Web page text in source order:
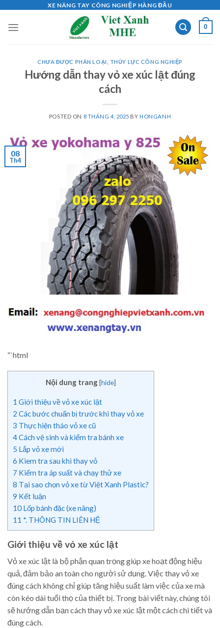
content
XE NÂNG TAY CÔNG NGHIỆP HÀNG ĐẦU
0
CHƯA ĐƯỢC PHÂN LOẠI THỦY LỰC CÔNG NGHIỆP
Hướng dẫn thay vỏ xe xúc lật đúng
cách
POSTED ON 8 THÁNG 4, 2025 BYHONGANH
08
Th4
“`html
Nội dung trang[hide]
1 Giới thiệu về vỏ xe xúc lật
2 Các bước chuẩn bị trước khi thay vỏ xe
3 Thực hiện tháo vỏ xe cũ
4Cách vệ sinh và kiểm tra bánh xe
5 Lắp vỏ xe mới
6 Kiem tra sau khi thay vỏ
7 Kiểm tra áp suất và chạy thử xe
8 Tại sao chọn vỏ xe từ Việt Xanh Plastic?
9 Kết luận
10 Lốp bánh đặc (xe nâng)
11 *. THÔNG TIN LIÊN HỆ
Giới thiệu về vỏ xe xúc lật
Vỏ xe xúc lật là bộ phận quan trọng giúp xe hoạt động hiệu
quả, đảm bảo an toàn cho người sử dụng. Việc thay vỏ xe
đúng cách không chỉ giúp tăng hiệu suất làm việc của xe mà
còn kéo dài tuổi thọ của thiết bị. Trong bài viết này, chúng tôi
sẽ hướng dẫn bạn cách thay vỏ xe xúc lật một cách chi tiết và
đúng cách.